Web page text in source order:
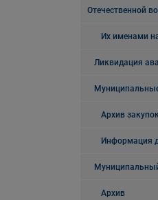
Отечественной
Их именами
Ликвидация
Архив
Информация
Архив